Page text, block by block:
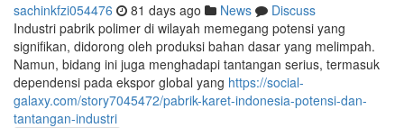
sachinkfzi054476 81 days ago News
Discuss
Industri pabrik polimer di wilayah memegang potensi yang
signifikan, didorong oleh produksi bahan dasar yang melimpah.
Namun, bidang ini juga menghadapi tantangan serius, termasuk
dependensi pada ekspor global yang https://social-
galaxy.com/story7045472/pabrik-karet-indonesia-potensi-dan-
tantangan-industri